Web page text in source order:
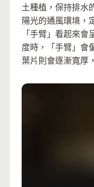
土種植，保持排水
陽光的通風環境，
「手臂」看起來
度時，「手臂」會
葉片則會逐漸寬厚